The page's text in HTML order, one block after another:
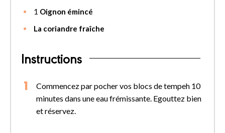
1 Oignon émincé
La coriandre fraîche
Instructions
Commencez par pocher vos blocs de tempeh 10
minutes dans une eau frémissante. Egouttez bien
et réservez.